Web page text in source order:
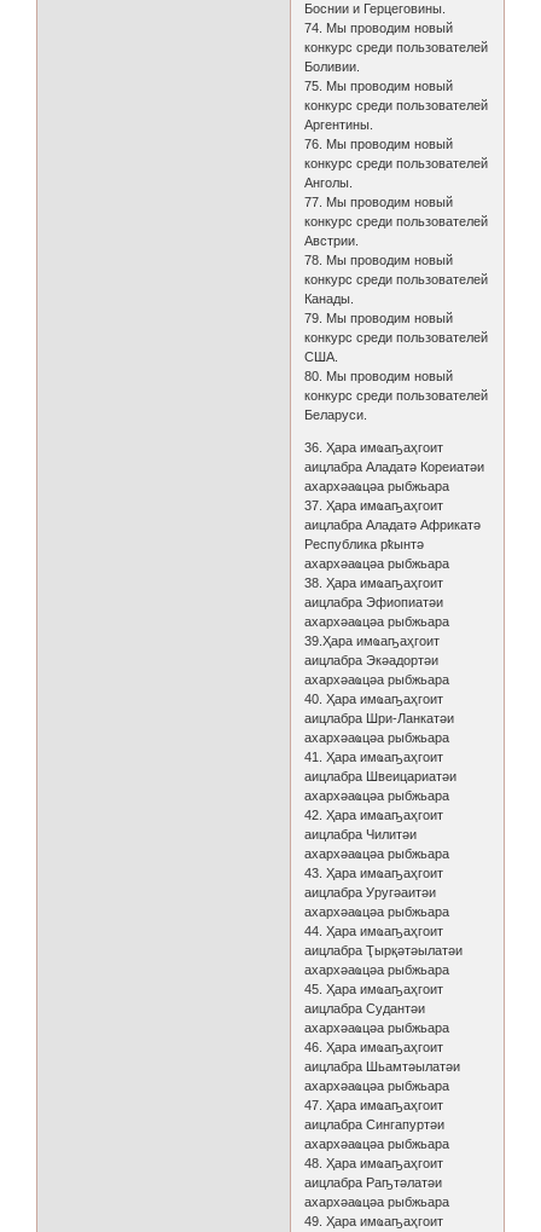
Боснии и Герцеговины.
74. Мы проводим новый
конкурс среди пользователей
Боливии.
75. Мы проводим новый
конкурс среди пользователей
Аргентины.
76. Мы проводим новый
конкурс среди пользователей
Анголы.
77. Мы проводим новый
конкурс среди пользователей
Австрии.
78. Мы проводим новый
конкурс среди пользователей
Канады.
79. Мы проводим новый
конкурс среди пользователей
США.
80. Мы проводим новый
конкурс среди пользователей
Беларуси.
36. Ҳара имҩаҧаҳгоит
аицлабра Аладатә Кореиатәи
ахархәаҩцәа рыбжьара
37. Ҳара имҩаҧаҳгоит
аицлабра Аладатә Африкатә
Республика рҟынтә
ахархәаҩцәа рыбжьара
38. Ҳара имҩаҧаҳгоит
аицлабра Эфиопиатәи
ахархәаҩцәа рыбжьара
39.Ҳара имҩаҧаҳгоит
аицлабра Экәадортәи
ахархәаҩцәа рыбжьара
40. Ҳара имҩаҧаҳгоит
аицлабра Шри-Ланкатәи
ахархәаҩцәа рыбжьара
41. Ҳара имҩаҧаҳгоит
аицлабра Швеицариатәи
ахархәаҩцәа рыбжьара
42. Ҳара имҩаҧаҳгоит
аицлабра Чилитәи
ахархәаҩцәа рыбжьара
43. Ҳара имҩаҧаҳгоит
аицлабра Уругәаитәи
ахархәаҩцәа рыбжьара
44. Ҳара имҩаҧаҳгоит
аицлабра Ҭырқәтәылатәи
ахархәаҩцәа рыбжьара
45. Ҳара имҩаҧаҳгоит
аицлабра Судантәи
ахархәаҩцәа рыбжьара
46. Ҳара имҩаҧаҳгоит
аицлабра Шьамтәылатәи
ахархәаҩцәа рыбжьара
47. Ҳара имҩаҧаҳгоит
аицлабра Сингапуртәи
ахархәаҩцәа рыбжьара
48. Ҳара имҩаҧаҳгоит
аицлабра Раҧтәлатәи
ахархәаҩцәа рыбжьара
49. Ҳара имҩаҧаҳгоит